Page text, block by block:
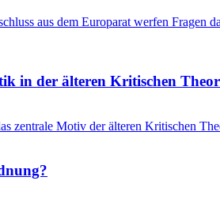
aus dem Europarat werfen Fragen
in der älteren Kritischen
zentrale Motiv der älteren Kritischen